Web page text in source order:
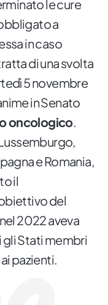
le cure
a
in caso
di una svolta
5 novembre
in Senato
oncologico.
e Romania,
il
del
2022 aveva
Stati membri
pazienti.